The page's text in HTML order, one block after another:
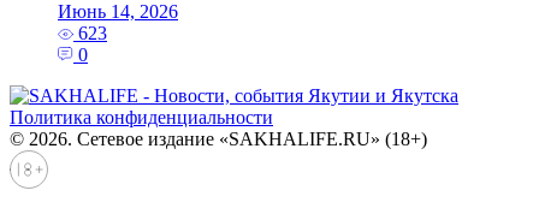
Июнь 14, 2026
623
0
Политика конфиденциальности
© 2026. Сетевое издание «SAKHALIFE.RU» (18+)